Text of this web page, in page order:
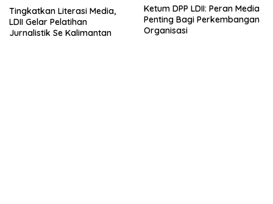
Tingkatkan Literasi Media,
LDII Gelar Pelatihan
Jurnalistik Se Kalimantan
Ketum DPP LDII: Peran Media
Penting Bagi Perkembangan
Organisasi